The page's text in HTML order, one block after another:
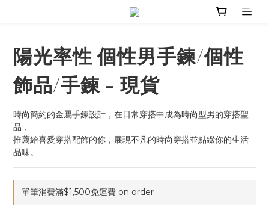
陽光率性 個性男手鍊/個性
飾品/手鍊 - 現貨
時尚簡約的金屬手鍊設計，在日常穿搭中成為時尚型男的穿搭聖
品，
推薦給喜愛穿搭配飾的你，展現不凡的時尚穿搭並點綴你的生活
品味。
單筆消費滿$1,500免運費 on order